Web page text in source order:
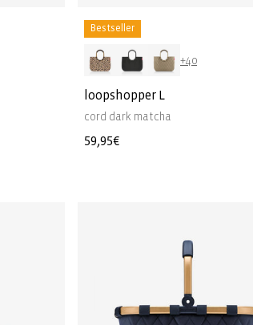
Bestseller
+40
loopshopper L
cord dark matcha
Normale
59,95€